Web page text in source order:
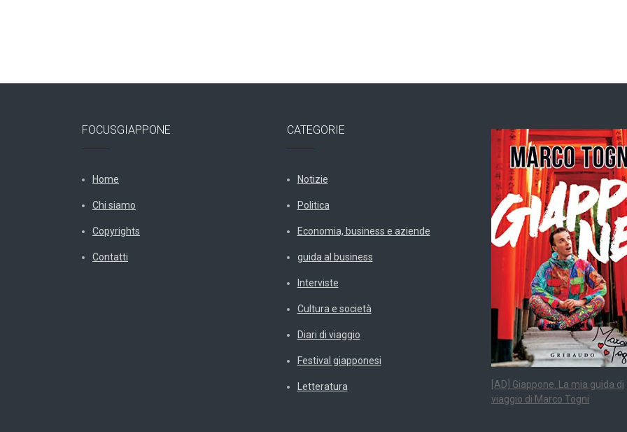
FOCUSGIAPPONE
Home
Chi siamo
Copyrights
Contatti
CATEGORIE
Notizie
Politica
Economia, business e aziende
guida al business
Interviste
Cultura e società
Diari di viaggio
Festival giapponesi
Letteratura
[AD] Giappone. La mia guida di
viaggio di Marco Togni